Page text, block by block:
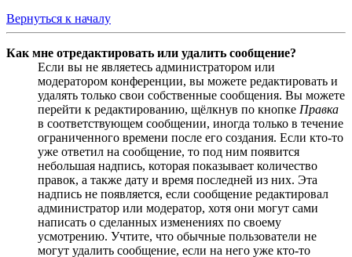
Вернуться к началу
Как мне отредактировать или удалить сообщение?
Если вы не являетесь администратором или
модератором конференции, вы можете редактировать и
удалять только свои собственные сообщения. Вы можете
перейти к редактированию, щёлкнув по кнопке Правка
в соответствующем сообщении, иногда только в течение
ограниченного времени после его создания. Если кто-то
уже ответил на сообщение, то под ним появится
небольшая надпись, которая показывает количество
правок, а также дату и время последней из них. Эта
надпись не появляется, если сообщение редактировал
администратор или модератор, хотя они могут сами
написать о сделанных изменениях по своему
усмотрению. Учтите, что обычные пользователи не
могут удалить сообщение, если на него уже кто-то